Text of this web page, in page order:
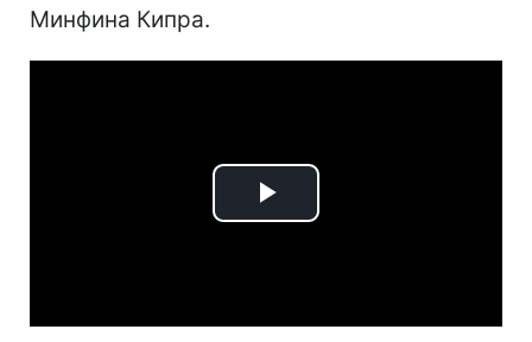
Минфина Кипра.
Play